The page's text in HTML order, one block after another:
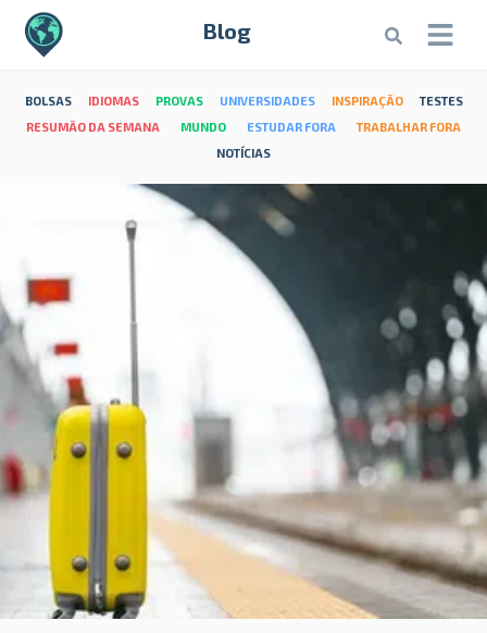
Blog
BOLSAS IDIOMAS PROVAS UNIVERSIDADES INSPIRAÇÃO
TESTES
RESUMÃO DA SEMANA
MUNDO ESTUDAR FORA
TRABALHAR FORA
NOTÍCIAS